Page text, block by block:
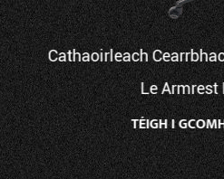
PU eirgeanamaíochta
PU Adjustable
ANOIS